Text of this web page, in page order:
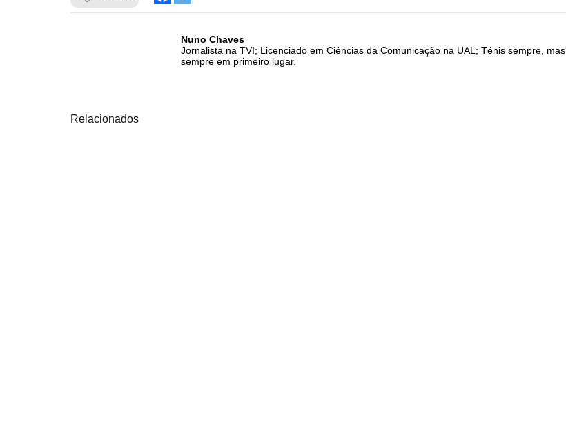
Nuno Chaves
Jornalista na TVI; Licenciado em Ciências da Comunicação na UAL; Ténis sempre, mas
sempre em primeiro lugar.
Relacionados